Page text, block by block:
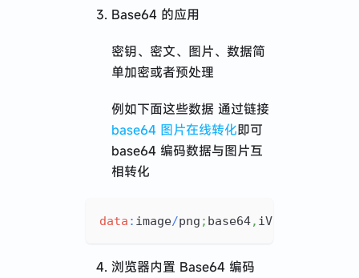
Base64 的应用
密钥、密文、图片、数据简
单加密或者预处理
例如下面这些数据 通过链接
base64 图片在线转化即可
base64 编码数据与图片互
相转化
data : image/png ; base64,
浏览器内置 Base64 编码